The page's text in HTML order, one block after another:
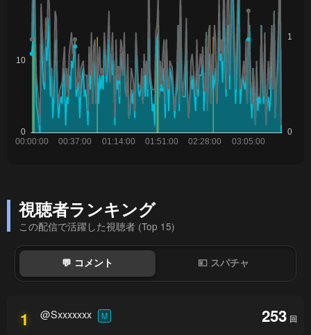
視聴者ランキング
この配信で活躍した視聴者 (Top 15)
💬 コメント 💴 スパチャ
1 @Sxxxxxxx M 253 回